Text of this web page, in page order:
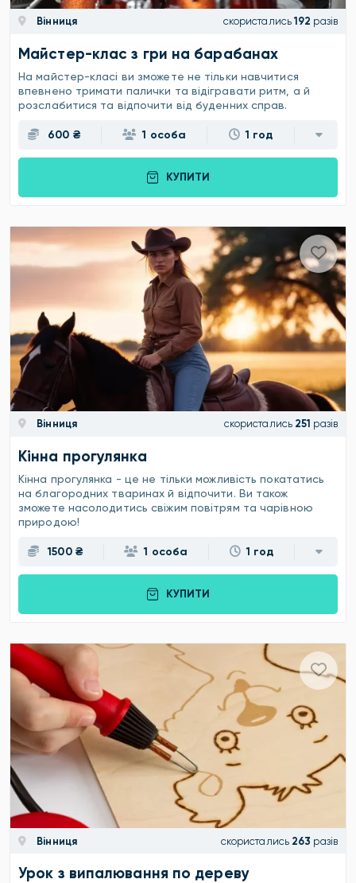
Вінниця скористались 192 разів
Майстер-клас з гри на барабанах
На майстер-класі ви зможете не тільки навчитися
впевнено тримати палички та відігравати ритм, а й
розслабитися та відпочити від буденних справ.
600 ₴ 1 особа 1 год
КУПИТИ
Вінниця скористались 251 разів
Кінна прогулянка
Кінна прогулянка - це не тільки можливість покататись
на благородних тваринах й відпочити. Ви також
зможете насолодитись свіжим повітрям та чарівною
природою!
1500 ₴ 1 особа 1 год
КУПИТИ
Вінниця скористались 263 разів
Урок з випалювання по дереву